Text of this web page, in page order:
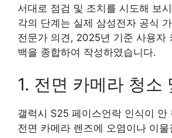
서대로 점검 및 조치를 시도해 보
각의 단계는 실제 삼성전자 공식
전문가 의견, 2025년 기준 사용자
백을 종합하여 작성하였습니다.
1. 전면 카메라 청소
갤럭시 S25 페이스언락 인식이 안
전면 카메라 렌즈에 오염이나 이